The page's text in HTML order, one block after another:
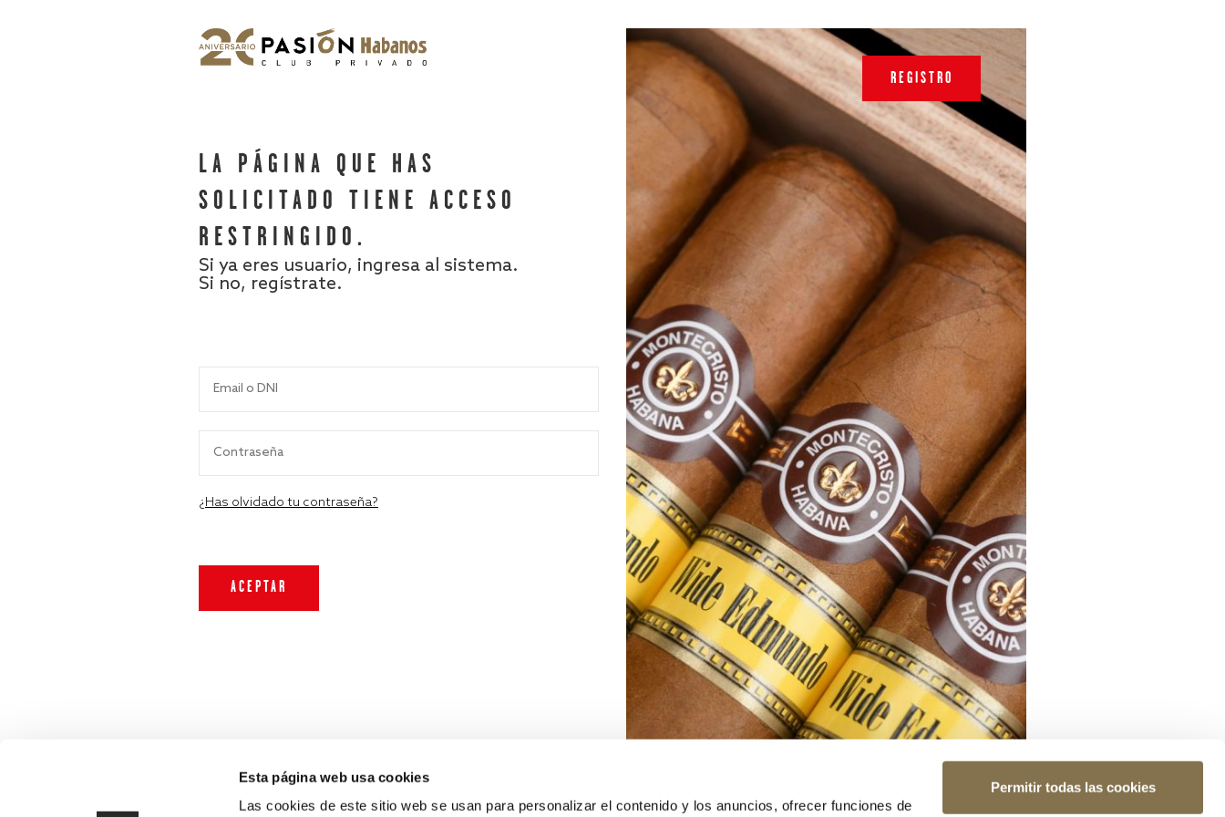
Esta página web usa cookies
Las cookies de este sitio web se usan para personalizar el contenido y los anuncios, ofrecer funciones de
Permitir todas las cookies
LA PÁGINA QUE HAS
SOLICITADO TIENE ACCESO
RESTRINGIDO.
Si ya eres usuario, ingresa al sistema.
Si no, regístrate.
¿Has olvidado tu contraseña?
REGISTRO